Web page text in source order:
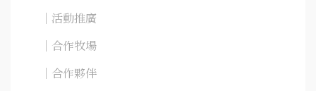
｜活動推廣
｜合作牧場
｜合作夥伴